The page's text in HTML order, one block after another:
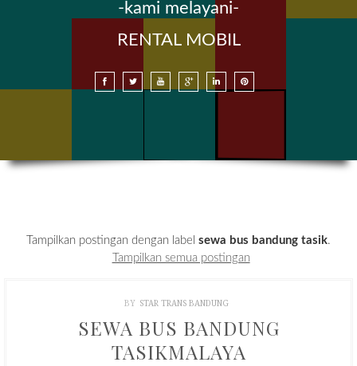
BERANDA
SEWA BUS DI BANDUNG
-kami melayani-
RENTAL MOBIL
Tampilkan postingan dengan label sewa bus bandung tasik.
Tampilkan semua postingan
BY STAR TRANS BANDUNG
SEWA BUS BANDUNG
TASIKMALAYA